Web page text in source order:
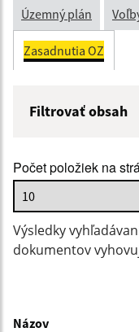
Územný plán
Zasadnutia OZ
Filtrovať obsah
Popis:
Dátum
Počet položiek na
Výsledky
dokumentov
Názov